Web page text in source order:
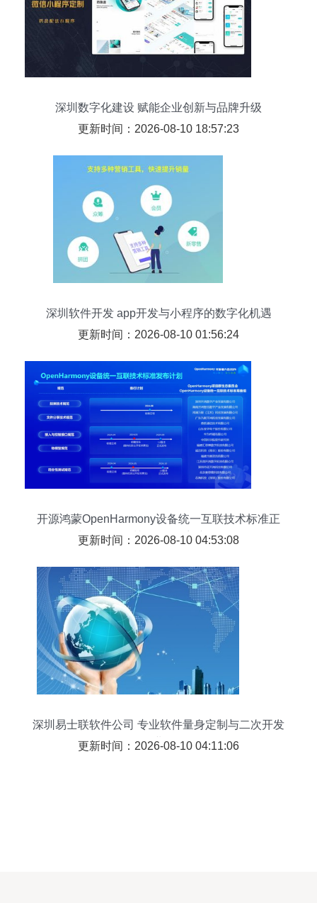
深圳数字化建设 赋能企业创新与品牌升级
更新时间：2026-08-10 18:57:23
深圳软件开发 app开发与小程序的数字化机遇
更新时间：2026-08-10 01:56:24
开源鸿蒙OpenHarmony设备统一互联技术标准正
式发布，深圳软件开发迎新里程碑
更新时间：2026-08-10 04:53:08
深圳易士联软件公司 专业软件量身定制与二次开发
的行业标杆
更新时间：2026-08-10 04:11:06